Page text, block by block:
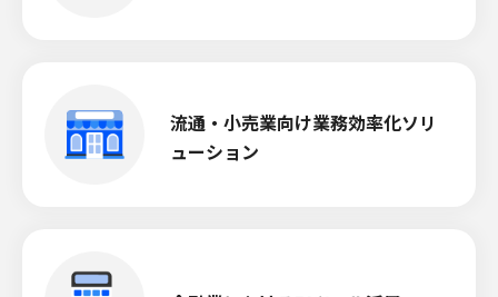
流通・小売業向け業務効率化ソリ
ューション